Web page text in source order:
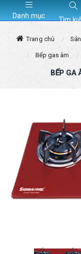
Danh mục Tìm
Trang chủ
Bếp gas âm
BẾP GA